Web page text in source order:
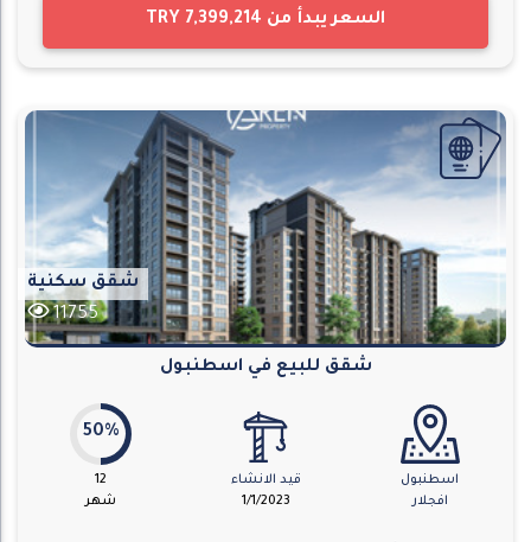
السعر يبدأ من TRY 7,399,214
شقق سكنية
11755
شقق للبيع في اسطنبول
اسطنبول
افجلار
قيد الانشاء
1/1/2023
50%
12
شهر